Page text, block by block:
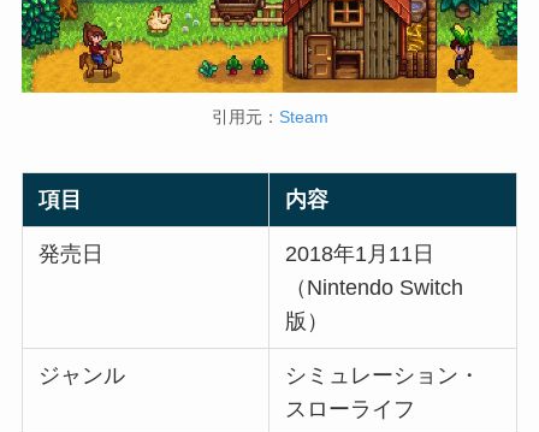
引用元： Steam
項目 内容
発売日
2018年1月11日
（Nintendo Switch
版）
ジャンル
シミュレーション・
スローライフ